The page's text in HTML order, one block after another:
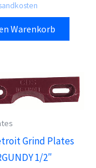
Warenkorb
Grind Plates
1/2″